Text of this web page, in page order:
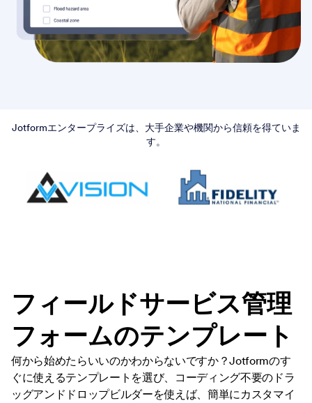
Jotformエンタープライズは、大手企業や機関から信頼を得ていま
す。
フィールドサービス管理
フォームのテンプレート
何から始めたらいいのかわからないですか？Jotformのす
ぐに使えるテンプレートを選び、コーディング不要のドラ
ッグアンドドロップビルダーを使えば、簡単にカスタマイ